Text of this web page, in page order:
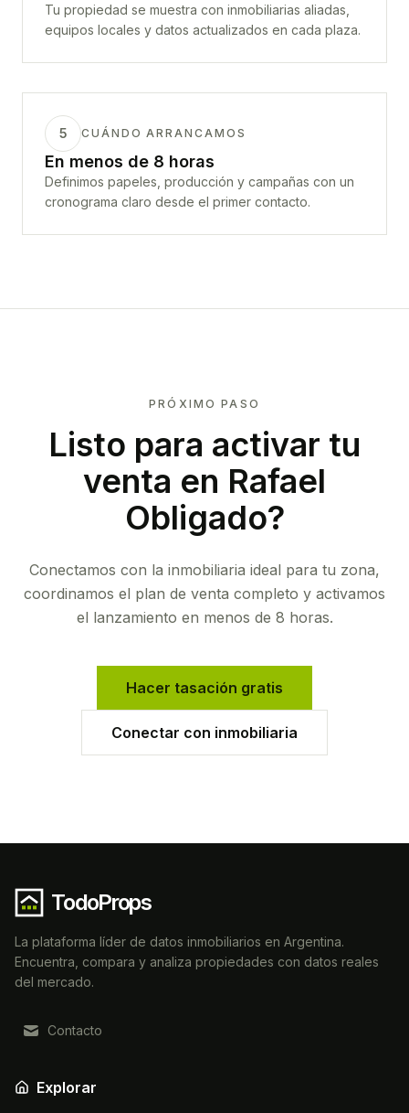
Tu propiedad se muestra con inmobiliarias aliadas,
equipos locales y datos actualizados en cada plaza.
5 CUÁNDO ARRANCAMOS
En menos de 8 horas
Definimos papeles, producción y campañas con un
cronograma claro desde el primer contacto.
PRÓXIMO PASO
Listo para activar tu
venta en Rafael
Obligado?
Conectamos con la inmobiliaria ideal para tu zona,
coordinamos el plan de venta completo y activamos
el lanzamiento en menos de 8 horas.
Hacer tasación gratis
Conectar con inmobiliaria
TodoProps
La plataforma líder de datos inmobiliarios en Argentina.
Encuentra, compara y analiza propiedades con datos reales
del mercado.
Contacto
Explorar